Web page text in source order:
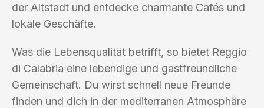
der Altstadt und entdecke charmante Cafés und
lokale Geschäfte.
Was die Lebensqualität betrifft, so bietet Reggio
di Calabria eine lebendige und gastfreundliche
Gemeinschaft. Du wirst schnell neue Freunde
finden und dich in der mediterranen Atmosphäre